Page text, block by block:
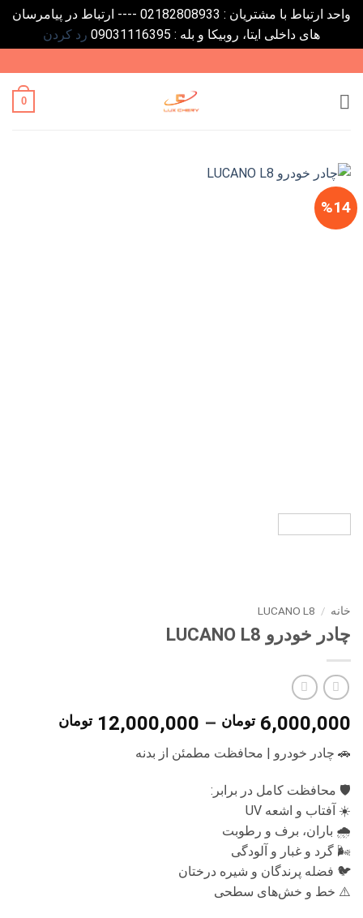
واحد ارتباط با مشتریان : 02182808933 ---- ارتباط در پیامرسان
های داخلی ایتا، روبیکا و بله : 09031116395
رد کردن
to
content
0
%14
خانه /
LUCANO L8
چادر خودرو LUCANO L8
6,000,000 تومان –
12,000,000 تومان
🚗 چادر خودرو | محافظت مطمئن از بدنه
🛡 محافظت کامل در برابر:
☀️ آفتاب و اشعه UV
🌧 باران، برف و رطوبت
🌬 گرد و غبار و آلودگی
🐦 فضله پرندگان و شیره درختان
⚠️ خط و خش‌های سطحی